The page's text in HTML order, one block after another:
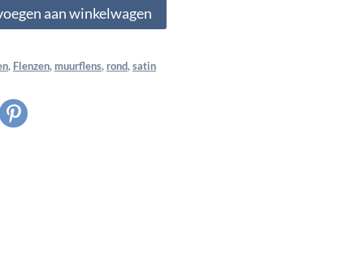
aan winkelwagen
, Flenzen, muurflens, rond, satin